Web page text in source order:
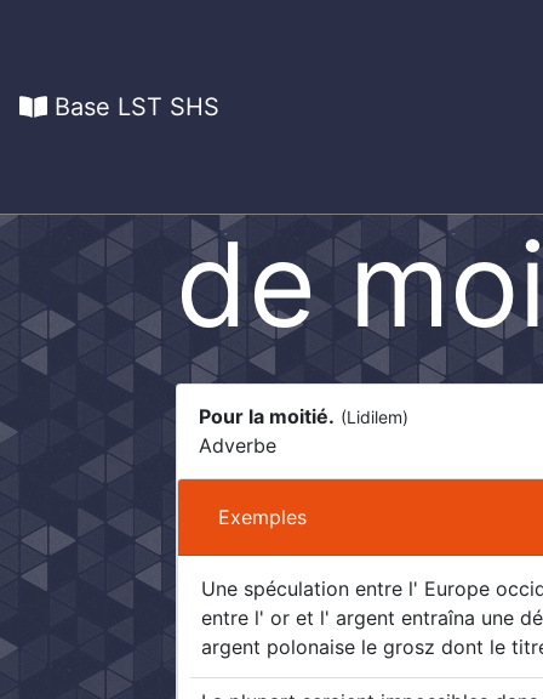
Base LST SHS
de
Pour la moitié. (Lidilem)
Adverbe
Exemples
Une spéculation entre l' Europe
entre l' or et l' argent entraîna une
argent polonaise le grosz dont le